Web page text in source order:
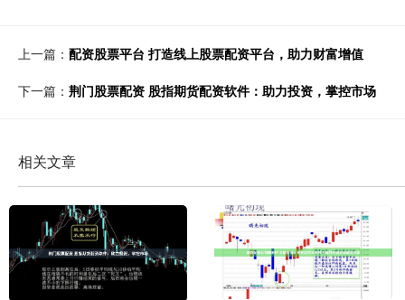
上一篇： 配资股票平台 打造线上股票配资平台，助力财富增值
下一篇： 荆门股票配资 股指期货配资软件：助力投资，掌控市场
相关文章